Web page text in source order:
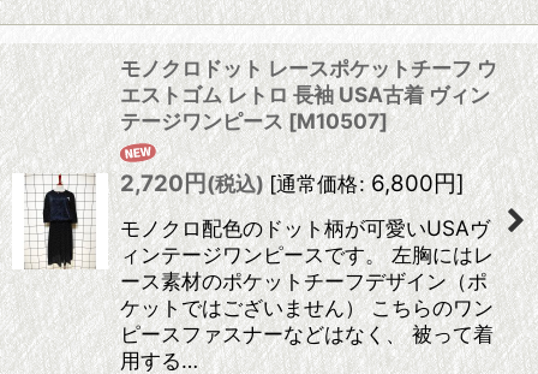
モノクロドット レースポケットチーフ ウ
エストゴム レトロ 長袖 USA古着 ヴィン
テージワンピース[M10507]
2,720円(税込) [通常価格: 6,800円]
モノクロ配色のドット柄が可愛いUSAヴ
ィンテージワンピースです。 左胸にはレ
ース素材のポケットチーフデザイン（ポ
ケットではございません） こちらのワン
ピースファスナーなどはなく、 被って着
用する…